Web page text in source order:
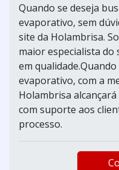
Quando se deseja
evaporativo, sem
site da Holambrisa.
maior especialista do
em
evaporativo, com a
Holambrisa
com suporte aos
processo.